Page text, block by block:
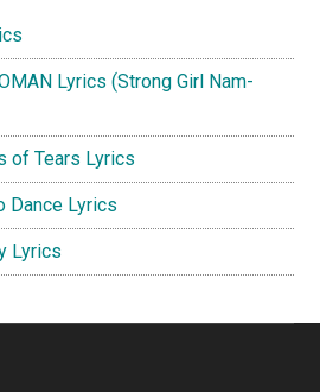
Lyrics (Strong Girl Nam-
of Tears Lyrics
Dance Lyrics
Lyrics